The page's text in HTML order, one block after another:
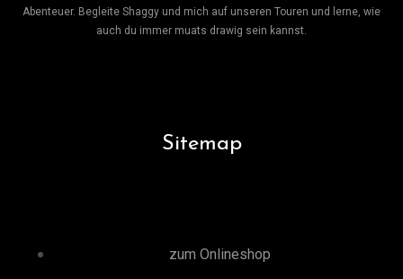
Abenteuer. Begleite Shaggy und mich auf unseren Touren und lerne, wie
auch du immer muats drawig sein kannst.
Sitemap
zum Onlineshop